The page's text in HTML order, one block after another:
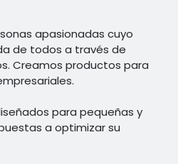
apasionadas cuyo
de todos a través de
Creamos productos para
para pequeñas y
a optimizar su